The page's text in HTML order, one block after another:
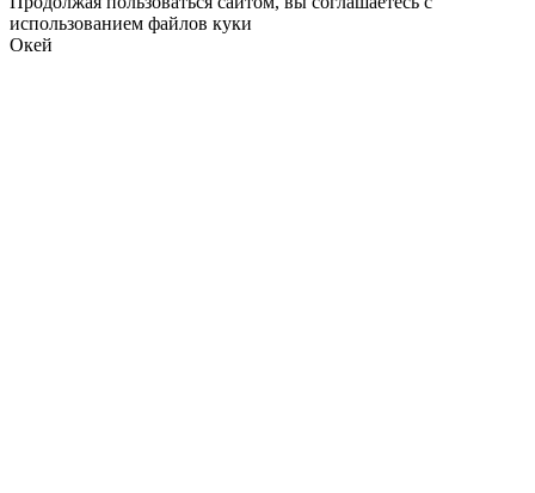
использованием файлов куки
Окей